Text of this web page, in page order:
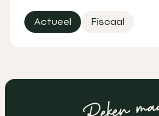
Actueel Fiscaal